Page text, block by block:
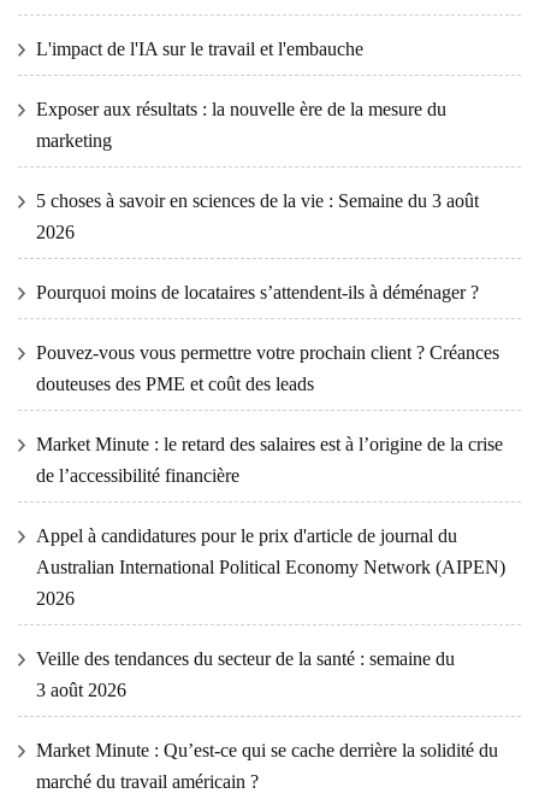
L'impact de l'IA sur le travail et l'embauche
Exposer aux résultats : la nouvelle ère de la mesure du
marketing
5 choses à savoir en sciences de la vie : Semaine du 3 août
2026
Pourquoi moins de locataires s’attendent-ils à déménager ?
Pouvez-vous vous permettre votre prochain client ? Créances
douteuses des PME et coût des leads
Market Minute : le retard des salaires est à l’origine de la crise
de l’accessibilité financière
Appel à candidatures pour le prix d'article de journal du
Australian International Political Economy Network (AIPEN)
2026
Veille des tendances du secteur de la santé : semaine du
3 août 2026
Market Minute : Qu’est-ce qui se cache derrière la solidité du
marché du travail américain ?